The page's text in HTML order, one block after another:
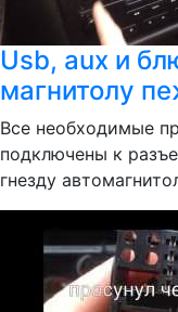
Usb, aux и
магнитолу
Все необходимые
подключены к
гнезду